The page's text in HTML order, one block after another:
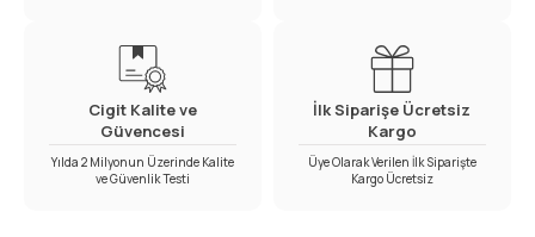
Cigit Kalite ve
Güvencesi
Yılda 2 Milyonun Üzerinde Kalite
ve Güvenlik Testi
İlk Siparişe Ücretsiz
Kargo
Üye Olarak Verilen İlk Siparişte
Kargo Ücretsiz